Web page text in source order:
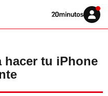
Volver
Iniciar
sesión
hacer tu iPhone